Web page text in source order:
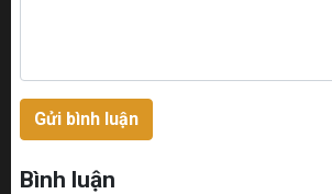
Gửi bình luận
Bình luận